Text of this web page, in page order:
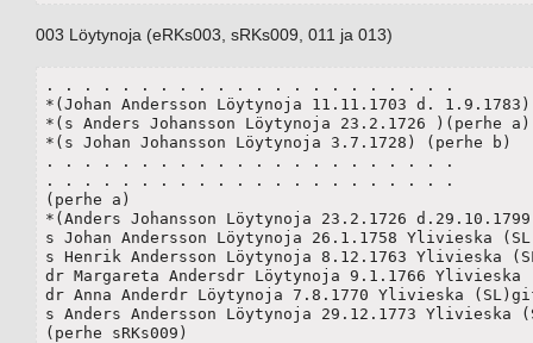
003 Löytynoja (eRKs003, sRKs009, 011 ja 013)
. . . . . . . . . . . . . . . . . . . . . .
*(Johan Andersson Löytynoja 11.11.1703 d. 1.9.1783)
*(s Anders Johansson Löytynoja 23.2.1726 )(perhe a)
*(s Johan Johansson Löytynoja 3.7.1728) (perhe b)
. . . . . . . . . . . . . . . . . . . . . .
. . . . . . . . . . . . . . . . . . . . . .
(perhe a)
*(Anders Johansson Löytynoja 23.2.1726
s Johan Andersson Löytynoja 26.1.1758 Ylivieska
s Henrik Andersson Löytynoja 8.12.1763 Ylivieska
dr Margareta Andersdr Löytynoja 9.1.1766 Ylivieska
dr Anna Anderdr Löytynoja 7.8.1770 Ylivieska
s Anders Andersson Löytynoja 29.12.1773 Ylivieska
(perhe sRKs009)